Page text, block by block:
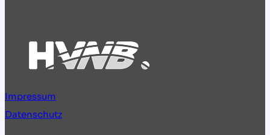
Impressum
Datenschutz